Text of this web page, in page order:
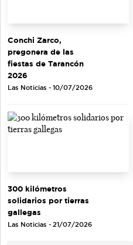
Conchi Zarco,
pregonera de las
fiestas de Tarancón
2026
Las Noticias - 10/07/2026
300 kilómetros
solidarios por tierras
gallegas
Las Noticias - 21/07/2026